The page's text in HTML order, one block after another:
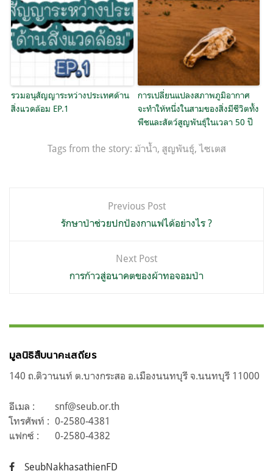
รวมอนุสัญญาระหว่างประเทศด้าน
สิ่งแวดล้อม EP.1
การเปลี่ยนแปลงสภาพภูมิอากาศ
จะทำให้หนึ่งในสามของสิ่งมีชีวิตทั้ง
พืชและสัตว์สูญพันธุ์ในเวลา 50 ปี
Tags from the story: ม้าน้ำ, สูญพันธุ์,ไซเตส
Previous Post
รักษาป่าช่วยปกป้องกาแฟได้อย่างไร ?
Next Post
การก้าวสู่อนาคตของผ้าทอจอมป่า
มูลนิธิสืบนาคะเสถียร
140 ถ.ติวานนท์ ต.บางกระสอ อ.เมืองนนทบุรี จ.นนทบุรี 11000
อีเมล :
snf@seub.or.th
โทรศัพท์ : 0-2580-4381
แฟกซ์ :
0-2580-4382
SeubNakhasathienFD